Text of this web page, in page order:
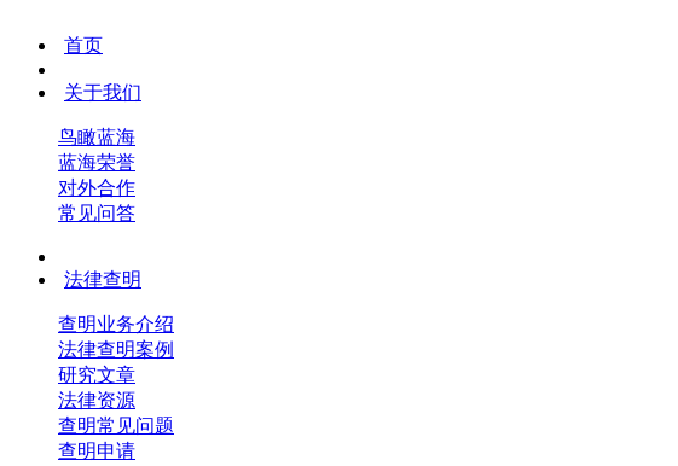
首页
关于我们
鸟瞰蓝海
蓝海荣誉
对外合作
常见问答
法律查明
查明业务介绍
法律查明案例
研究文章
法律资源
查明常见问题
查明申请